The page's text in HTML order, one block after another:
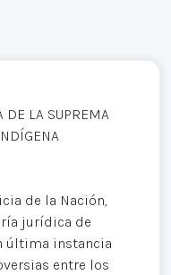
DE LA SUPREMA
de la Nación,
jurídica de
última instancia
entre los